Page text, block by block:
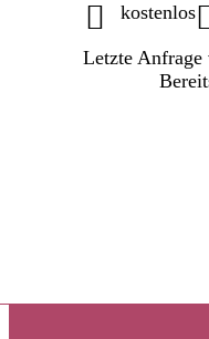
Letzte Anfrage
kostenlos